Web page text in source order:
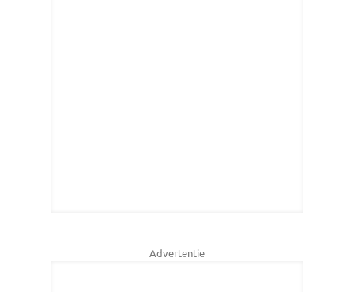
Advertentie